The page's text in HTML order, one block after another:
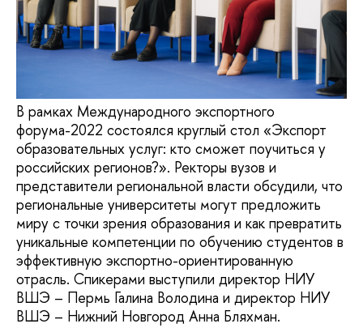
В рамках Международного экспортного
форума-2022 состоялся круглый стол «Экспорт
образовательных услуг: кто сможет поучиться у
российских регионов?». Ректоры вузов и
представители региональной власти обсудили, что
региональные университеты могут предложить
миру с точки зрения образования и как превратить
уникальные компетенции по обучению студентов в
эффективную экспортно-ориентированную
отрасль. Спикерами выступили директор НИУ
ВШЭ – Пермь Галина Володина и директор НИУ
ВШЭ – Нижний Новгород Анна Бляхман.